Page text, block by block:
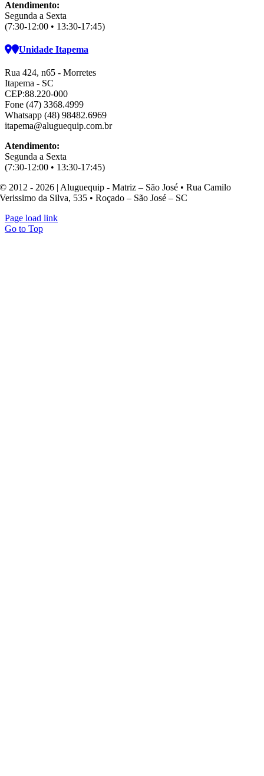
Atendimento:
Segunda a Sexta
(7:30-12:00 • 13:30-17:45)
Unidade Itapema
Rua 424, n65 - Morretes
Itapema - SC
CEP:88.220-000
Fone (47) 3368.4999
Whatsapp (48) 98482.6969
itapema@aluguequip.com.br
Atendimento:
Segunda a Sexta
(7:30-12:00 • 13:30-17:45)
© 2012 - 2026 | Aluguequip - Matriz – São José • Rua Camilo
Verissimo da Silva, 535 • Roçado – São José – SC
Page load link
Go to Top